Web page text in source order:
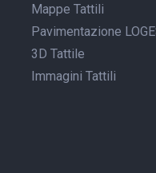
Mappe Tattili
Pavimentazione
3D Tattile
Immagini Tattili